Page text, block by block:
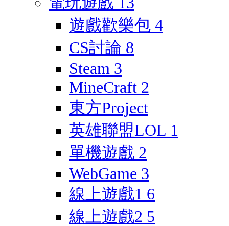
遊戲歡樂包 4
CS討論 8
Steam 3
MineCraft 2
東方Project
英雄聯盟LOL 1
單機遊戲 2
WebGame 3
線上遊戲1 6
線上遊戲2 5